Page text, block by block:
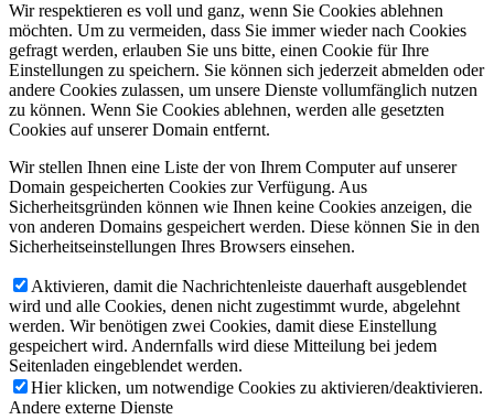
Wir respektieren es voll und ganz, wenn Sie Cookies ablehnen
möchten. Um zu vermeiden, dass Sie immer wieder nach Cookies
gefragt werden, erlauben Sie uns bitte, einen Cookie für Ihre
Einstellungen zu speichern. Sie können sich jederzeit abmelden oder
andere Cookies zulassen, um unsere Dienste vollumfänglich nutzen
zu können. Wenn Sie Cookies ablehnen, werden alle gesetzten
Cookies auf unserer Domain entfernt.
Wir stellen Ihnen eine Liste der von Ihrem Computer auf unserer
Domain gespeicherten Cookies zur Verfügung. Aus
Sicherheitsgründen können wie Ihnen keine Cookies anzeigen, die
von anderen Domains gespeichert werden. Diese können Sie in den
Sicherheitseinstellungen Ihres Browsers einsehen.
Aktivieren, damit die Nachrichtenleiste dauerhaft ausgeblendet
wird und alle Cookies, denen nicht zugestimmt wurde, abgelehnt
werden. Wir benötigen zwei Cookies, damit diese Einstellung
gespeichert wird. Andernfalls wird diese Mitteilung bei jedem
Seitenladen eingeblendet werden.
Hier klicken, um notwendige Cookies zu aktivieren/deaktivieren.
Andere externe Dienste